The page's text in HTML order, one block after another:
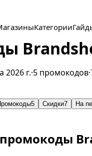
Категории
2026 г.·5 промокодов·
5 Скидки7 На